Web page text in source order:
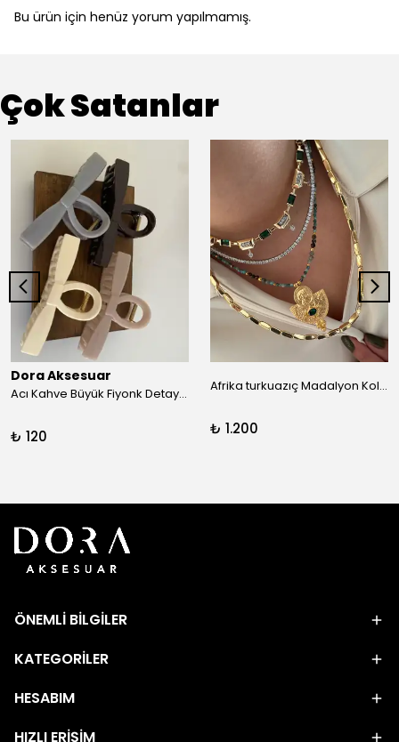
Bu ürün için henüz yorum yapılmamış.
Çok Satanlar
Dora Aksesuar
Acı Kahve Büyük Fiyonk Detay Kıskaç Toka
₺ 120
Afrika turkuazıç Madalyon Kolye
₺ 1.200
ÖNEMLİ BİLGİLER
KATEGORİLER
HESABIM
HIZLI ERİŞİM